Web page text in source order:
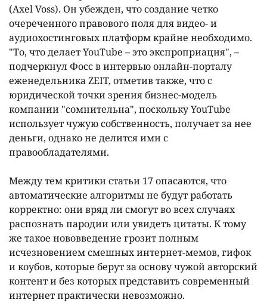
(Axel Voss). Он убежден, что создание четко
очереченного правового поля для видео- и
аудиохостинговых платформ крайне необходимо.
"То, что делает YouTube – это экспроприация", –
подчеркнул Фосс в интервью онлайн-порталу
еженедельника ZEIT, отметив также, что с
юридической точки зрения бизнес-модель
компании "сомнительна", поскольку YouTube
использует чужую собственность, получает за нее
деньги, однако не делится ими с
правообладателями.
Между тем критики статьи 17 опасаются, что
автоматические алгоритмы не будут работать
корректно: они вряд ли смогут во всех случаях
распознать пародии или увидеть цитаты. К тому
же такое нововведение грозит полным
исчезновением смешных интернет-мемов, гифок
и коубов, которые берут за основу чужой авторский
контент и без которых представить современный
интернет практически невозможно.